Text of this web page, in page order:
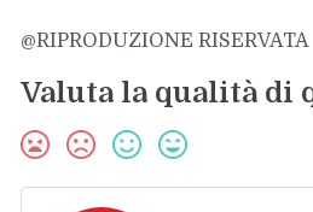
@RIPRODUZIONE RISERVATA
Valuta la qualità di